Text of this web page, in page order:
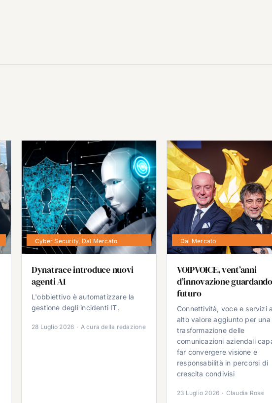
Cyber Security, Dal Mercato
Dynatrace introduce nuovi
agenti AI
L'obbiettivo è automatizzare la
gestione degli incidenti IT.
28 Luglio 2026 · A cura della redazione
Dal Mercato
VOIPVOICE, vent’anni
d’innovazione
futuro
Connettività, voce e servizi
alto valore aggiunto per una
trasformazione delle
comunicazioni aziendali
far convergere visione e
responsabilità in percorsi di
crescita condivisi
23 Luglio 2026 · Claudia Rossi